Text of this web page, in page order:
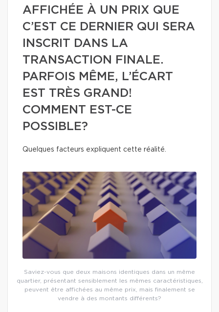
AFFICHÉE À UN PRIX QUE
C’EST CE DERNIER QUI SERA
INSCRIT DANS LA
TRANSACTION FINALE.
PARFOIS MÊME, L’ÉCART
EST TRÈS GRAND!
COMMENT EST-CE
POSSIBLE?
Quelques facteurs expliquent cette réalité.
Saviez-vous que deux maisons identiques dans un même
quartier, présentant sensiblement les mêmes caractéristiques,
peuvent être affichées au même prix, mais finalement se
vendre à des montants différents?